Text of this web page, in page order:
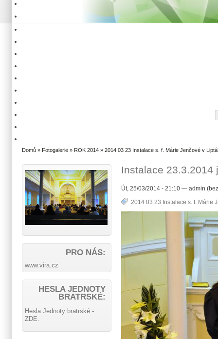
Domů » Fotogalerie » ROK 2014 » 2014 03 23 Instalace s. f. Márie Jenčové v
Instalace 23.3.2014
Út, 25/03/2014 - 21:10 — admin
2014 03 23 Instalace s. f. Márie
PRO NÁS:
www.vira.cz
HESLA JEDNOTY
BRATRSKÉ:
Hesla Jednoty bratrské -
ZDE.